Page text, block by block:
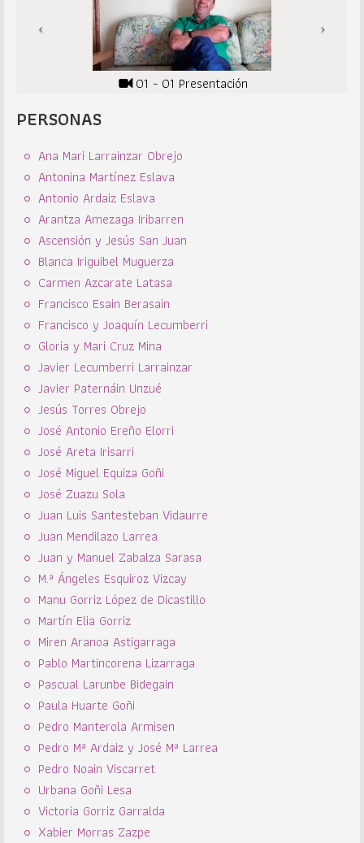
01 - 01 Presentación
PERSONAS
Ana Mari Larrainzar Obrejo
Antonina Martínez Eslava
Antonio Ardaiz Eslava
Arantza Amezaga Iribarren
Ascensión y Jesús San Juan
Blanca Iriguibel Muguerza
Carmen Azcarate Latasa
Francisco Esain Berasain
Francisco y Joaquín Lecumberri
Gloria y Mari Cruz Mina
Javier Lecumberri Larrainzar
Javier Paternáin Unzué
Jesús Torres Obrejo
José Antonio Ereño Elorri
José Areta Irisarri
José Miguel Equiza Goñi
José Zuazu Sola
Juan Luis Santesteban Vidaurre
Juan Mendilazo Larrea
Juan y Manuel Zabalza Sarasa
M.ª Ángeles Esquiroz Vizcay
Manu Gorriz López de Dicastillo
Martín Elia Gorriz
Miren Aranoa Astigarraga
Pablo Martincorena Lizarraga
Pascual Larunbe Bidegain
Paula Huarte Goñi
Pedro Manterola Armisen
Pedro Mª Ardaiz y José Mª Larrea
Pedro Noain Viscarret
Urbana Goñi Lesa
Victoria Gorriz Garralda
Xabier Morras Zazpe